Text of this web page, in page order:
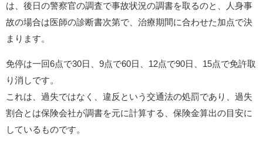
は、後日の警察官の調査で事故状況の調書を取るのと、人身事
故の場合は医師の診断書次第で、治療期間に合わせた加点で決
まります。
免停は一回6点で30日、9点で60日、12点で90日、15点で免許取
り消しです。
これは、過失ではなく、違反という交通法の処罰であり、過失
割合とは保険会社が調書を元に計算する、保険金算出の目安に
しているものです。